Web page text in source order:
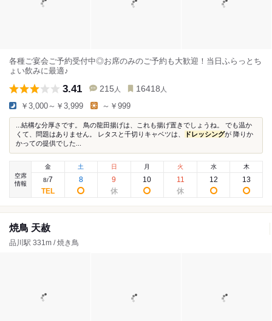
各種ご宴会ご予約受付中◎お席のみのご予約も大歓迎！当日ふらっとち
ょい飲みに最適♪
3.41 215 人 16418 人
￥3,000～￥3,999 ～￥999
...結構な分厚さです。 鳥の龍田揚げは、これも揚げ置きでしょうね。 でも温か
くて、問題はありません。 レタスと千切りキャベツは、
ドレッシングが 降りか
かっての提供でした...
空席
情報
金
8/7
土
8
日
9
月
10
火
11
水
12
木
13
焼鳥 天赦
品川駅 331m / 焼き鳥